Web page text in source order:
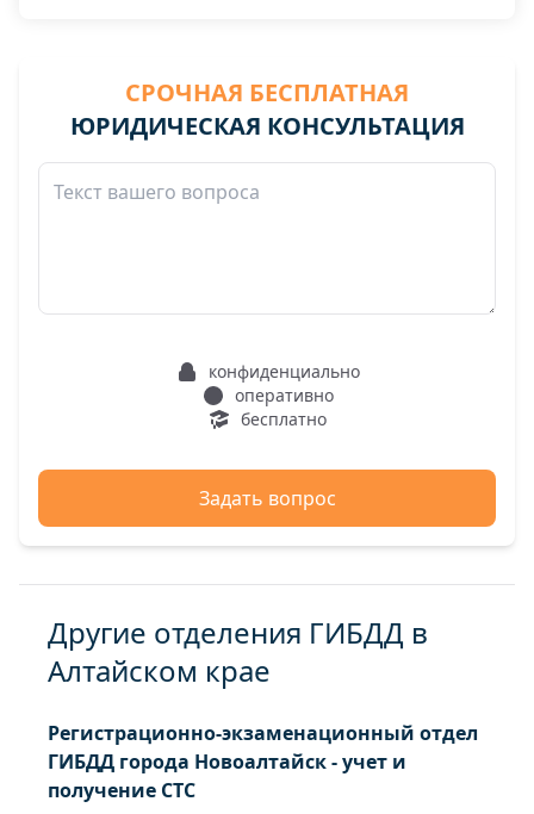
СРОЧНАЯ БЕСПЛАТНАЯ
ЮРИДИЧЕСКАЯ КОНСУЛЬТАЦИЯ
конфиденциально
оперативно
бесплатно
Задать вопрос
Другие отделения ГИБДД в
Алтайском крае
Регистрационно-экзаменационный отдел
ГИБДД города Новоалтайск - учет и
получение СТС